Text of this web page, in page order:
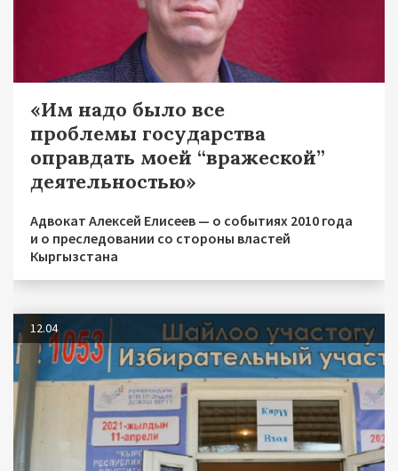
«Им надо было все
проблемы государства
оправдать моей “вражеской”
деятельностью»
Адвокат Алексей Елисеев — о событиях 2010 года
и о преследовании со стороны властей
Кыргызстана
12.04